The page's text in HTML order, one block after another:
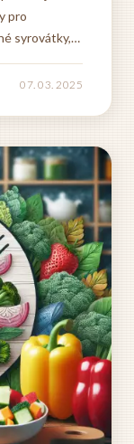
pro
syrovátky,
svalové
07. 03. 2025